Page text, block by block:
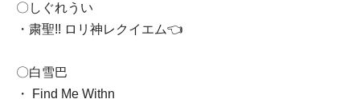
〇しぐれうい
・粛聖!! ロリ神レクイエム👈
〇白雪巴
・ Find Me Withn